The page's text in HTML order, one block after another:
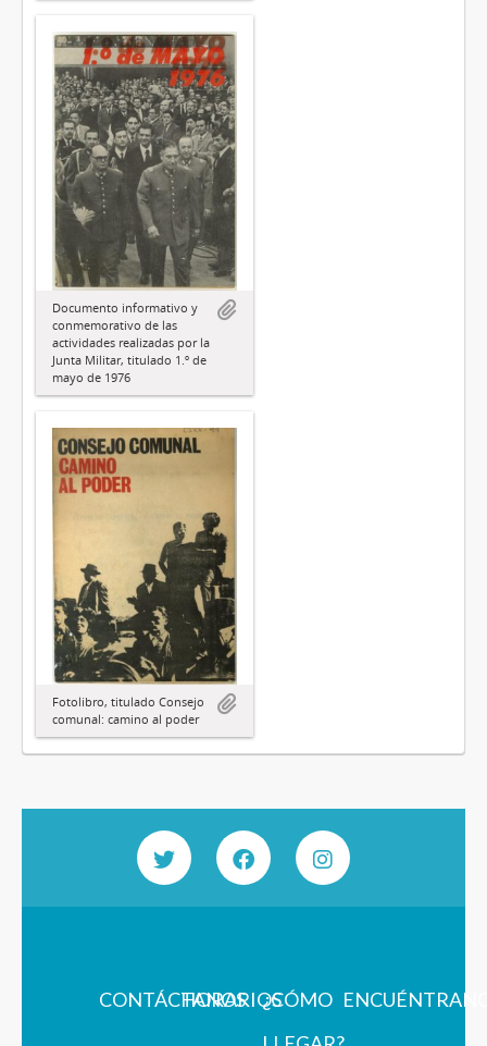
Documento informativo y
conmemorativo de las
actividades realizadas por la
Junta Militar, titulado 1.º de
mayo de 1976
Fotolibro, titulado Consejo
comunal: camino al poder
CONTÁCTANOS
HORARIOS¿CÓMO